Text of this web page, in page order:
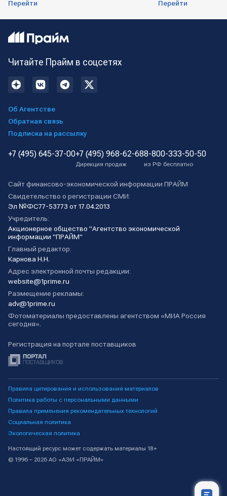
Перейти Перейти
Читайте Прайм в соцсетях
Об Агентстве
Обратная связь
Подписка на рассылку
+7 (495) 645-37-00+7 (495) 968-62-68
Дирекция продаж
8-800-333-50-50
из РФ бесплатно
Сайт финансово-экономической информации ПРАЙМ
Свидетельство о регистрации СМИ:
Эл №ФС77-53773 от 17.04.2013
Учредитель:
Акционерное общество "Агентство экономической
информации "ПРАЙМ"
Главный редактор:
Карнова Н.Н.
Адрес электронной почты редакции:
website@1prime.ru
Размещение рекламы:
adv@1prime.ru
Фотоматериалы предоставлены агентством «МИА Россия
сегодня».
Регистрация на портале поставщиков
Правила цитирования и использования материалов
Политика работы с персональными данными
Правила применения рекомендательных технологий
Социальная политика
Экологическая политика
Настоящий ресурс может содержать материалы 18+
© 1996 – 2026 АО «АЭИ «ПРАЙМ»